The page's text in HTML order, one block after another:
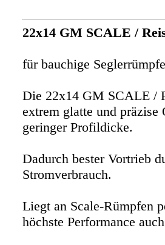
22x14 GM SCALE /
für bauchige Seglerrümpfe
Die 22x14 GM SCALE /
extrem glatte und
geringer Profildicke.
Dadurch bester Vortrieb
Stromverbrauch.
Liegt an Scale-Rümpfen
höchste Performance